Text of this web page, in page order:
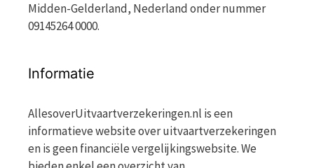
Midden-Gelderland, Nederland onder nummer
09145264 0000.
Informatie
AllesoverUitvaartverzekeringen.nl is een
informatieve website over uitvaartverzekeringen
en is geen financiële vergelijkingswebsite. We